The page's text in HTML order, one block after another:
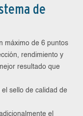
de
máximo de 6 puntos
rendimiento y
resultado que
sello de calidad de
el